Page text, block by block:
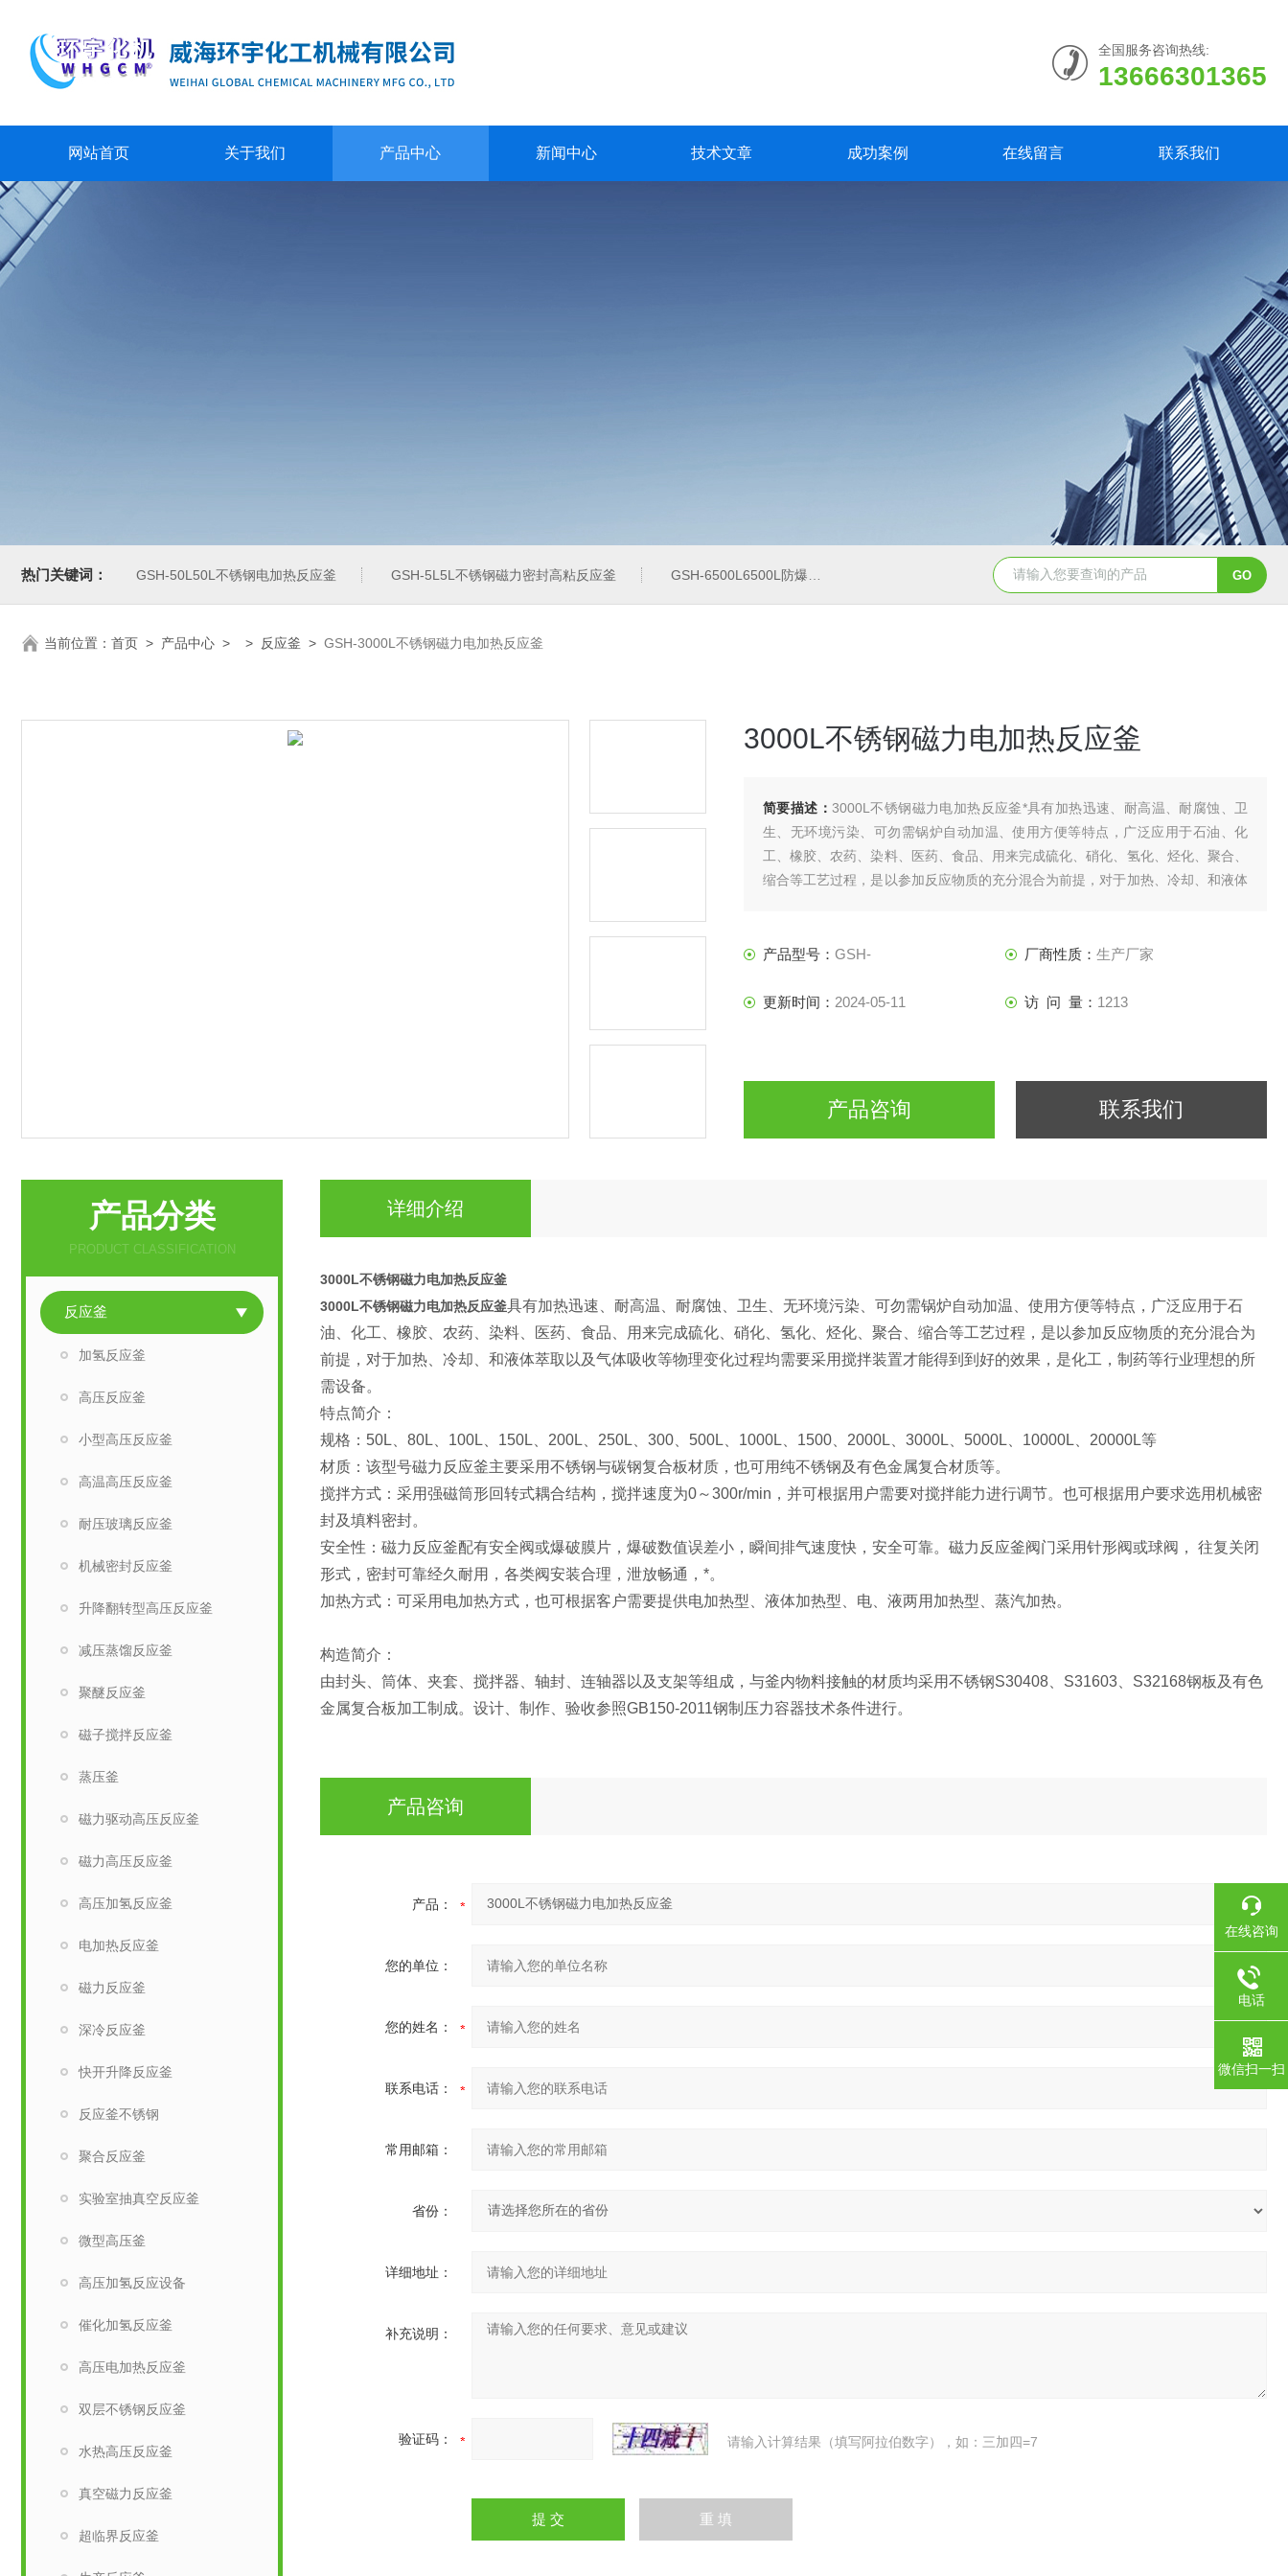
全国服务咨询热线:
13666301365
网站首页 关于我们 产品中心 新闻中心 技术文章 成功案例 在线留言 联系我们
热门关键词： GSH-50L50L不锈钢电加热反应釜 GSH-5L5L不锈钢磁力密封高粘反应釜 GSH-6500L6500L防爆加氢工业反应釜 GSH-0.5L0.5L不锈钢磁力密封聚酯反应釜
当前位置： 首页 > 产品中心 > > 反应釜 > GSH-3000L不锈钢磁力电加热反应釜
3000L不锈钢磁力电加热反应釜
简要描述： 3000L不锈钢磁力电加热反应釜*具有加热迅速、耐高温、耐腐蚀、卫
生、无环境污染、可勿需锅炉自动加温、使用方便等特点，广泛应用于石油、化
工、橡胶、农药、染料、医药、食品、用来完成硫化、硝化、氢化、烃化、聚合、
缩合等工艺过程，是以参加反应物质的充分混合为前提，对于加热、冷却、和液体
产品型号： GSH- 厂商性质： 生产厂家
更新时间： 2024-05-11 访 问 量： 1213
产品咨询 联系我们
产品分类
PRODUCT CLASSIFICATION
反应釜
加氢反应釜
高压反应釜
小型高压反应釜
高温高压反应釜
耐压玻璃反应釜
机械密封反应釜
升降翻转型高压反应釜
减压蒸馏反应釜
聚醚反应釜
磁子搅拌反应釜
蒸压釜
磁力驱动高压反应釜
磁力高压反应釜
高压加氢反应釜
电加热反应釜
磁力反应釜
深冷反应釜
快开升降反应釜
反应釜不锈钢
聚合反应釜
实验室抽真空反应釜
微型高压釜
高压加氢反应设备
催化加氢反应釜
高压电加热反应釜
双层不锈钢反应釜
水热高压反应釜
真空磁力反应釜
超临界反应釜
详细介绍
3000L不锈钢磁力电加热反应釜
3000L不锈钢磁力电加热反应釜具有加热迅速、耐高温、耐腐蚀、卫生、无环境污染、可勿需锅炉自动加温、使用方便等特点，广泛应用于石
油、化工、橡胶、农药、染料、医药、食品、用来完成硫化、硝化、氢化、烃化、聚合、缩合等工艺过程，是以参加反应物质的充分混合为
前提，对于加热、冷却、和液体萃取以及气体吸收等物理变化过程均需要采用搅拌装置才能得到到好的效果，是化工，制药等行业理想的所
需设备。
特点简介：
规格：50L、80L、100L、150L、200L、250L、300、500L、1000L、1500、2000L、3000L、5000L、10000L、20000L等
材质：该型号磁力反应釜主要采用不锈钢与碳钢复合板材质，也可用纯不锈钢及有色金属复合材质等。
搅拌方式：采用强磁筒形回转式耦合结构，搅拌速度为0～300r/min，并可根据用户需要对搅拌能力进行调节。也可根据用户要求选用机械密
封及填料密封。
安全性：磁力反应釜配有安全阀或爆破膜片，爆破数值误差小，瞬间排气速度快，安全可靠。磁力反应釜阀门采用针形阀或球阀， 往复关闭
形式，密封可靠经久耐用，各类阀安装合理，泄放畅通，*。
加热方式：可采用电加热方式，也可根据客户需要提供电加热型、液体加热型、电、液两用加热型、蒸汽加热。
构造简介：
由封头、筒体、夹套、搅拌器、轴封、连轴器以及支架等组成，与釜内物料接触的材质均采用不锈钢S30408、S31603、S32168钢板及有色
金属复合板加工制成。设计、制作、验收参照GB150-2011钢制压力容器技术条件进行。
产品咨询
产品：
您的单位：
您的姓名：
联系电话：
常用邮箱：
省份：
详细地址：
补充说明：
验证码： 请输入计算结果（填写阿拉伯数字），如：三加四=7
在线咨询
电话
微信扫一扫